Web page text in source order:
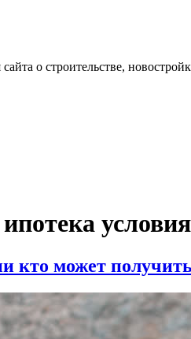
о строительстве,
условия
кто может